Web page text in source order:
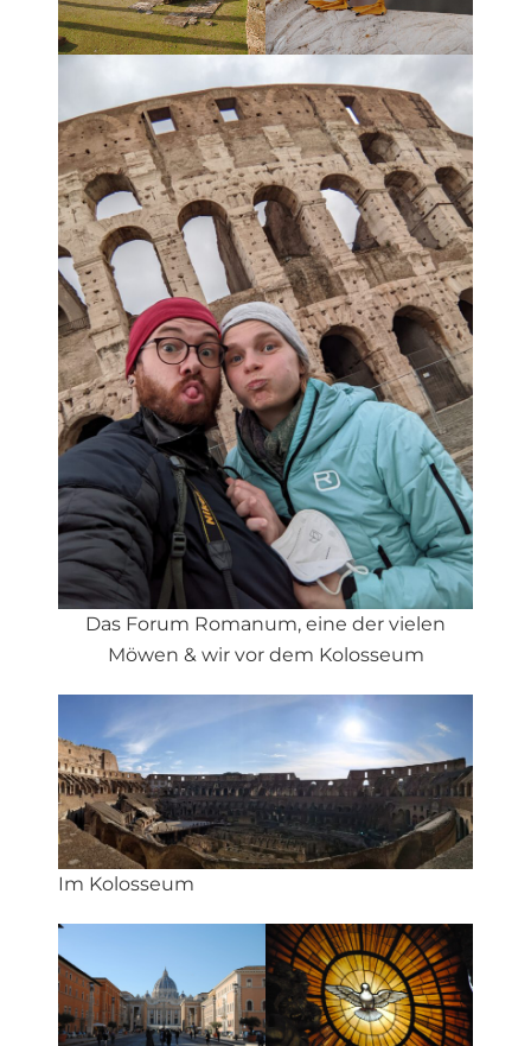
Das Forum Romanum, eine der vielen
Möwen & wir vor dem Kolosseum
Im Kolosseum